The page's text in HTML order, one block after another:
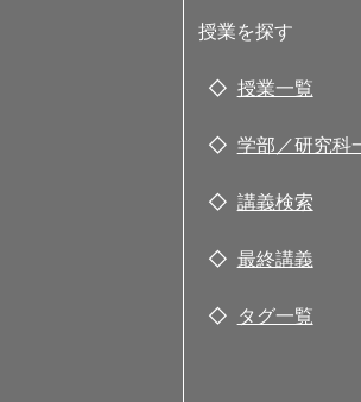
授業を探す
授業一覧
学部／研究科
講義検索
最終講義
タグ一覧